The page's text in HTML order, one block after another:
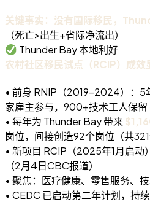
关键事实：没有国际移民，
（死亡>出生+省际净流出）
Thunder Bay 本地利好
农村社区移民试点（RCIP）成效
• 前身 RNIP（2019-2024）：5
家雇主参与，900+技术工人保留
• 每年为 Thunder Bay 带来
岗位，间接创造92个岗位（共321
• 新项目 RCIP（2025年1月启动
（2月4日CBC报道）
• 聚焦：医疗健康、零售服务、
• CEDC 已启动第二年计划，持